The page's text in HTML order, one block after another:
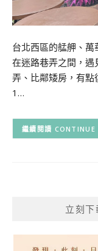
台北西區的艋舺、
在迷路巷弄之間，
弄、比鄰矮房，有
1…
CONTINUE
立刻